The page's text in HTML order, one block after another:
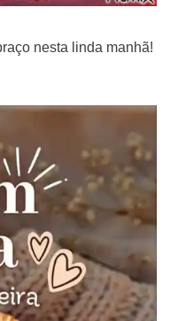
nesta linda manhã!